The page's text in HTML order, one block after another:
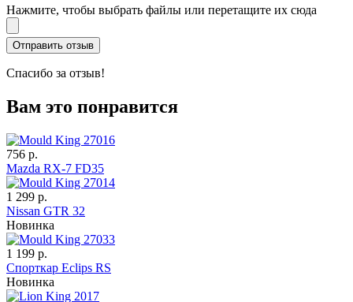
Нажмите, чтобы выбрать файлы или перетащите их сюда
Спасибо за отзыв!
Вам это понравится
756 р.
Mazda RX-7 FD35
1 299 р.
Nissan GTR 32
Новинка
1 199 р.
Спорткар Eclips RS
Новинка